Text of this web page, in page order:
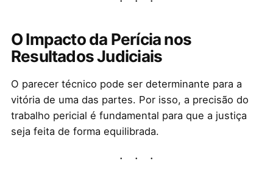
O Impacto da Perícia nos
Resultados Judiciais
O parecer técnico pode ser determinante para a
vitória de uma das partes. Por isso, a precisão do
trabalho pericial é fundamental para que a justiça
seja feita de forma equilibrada.